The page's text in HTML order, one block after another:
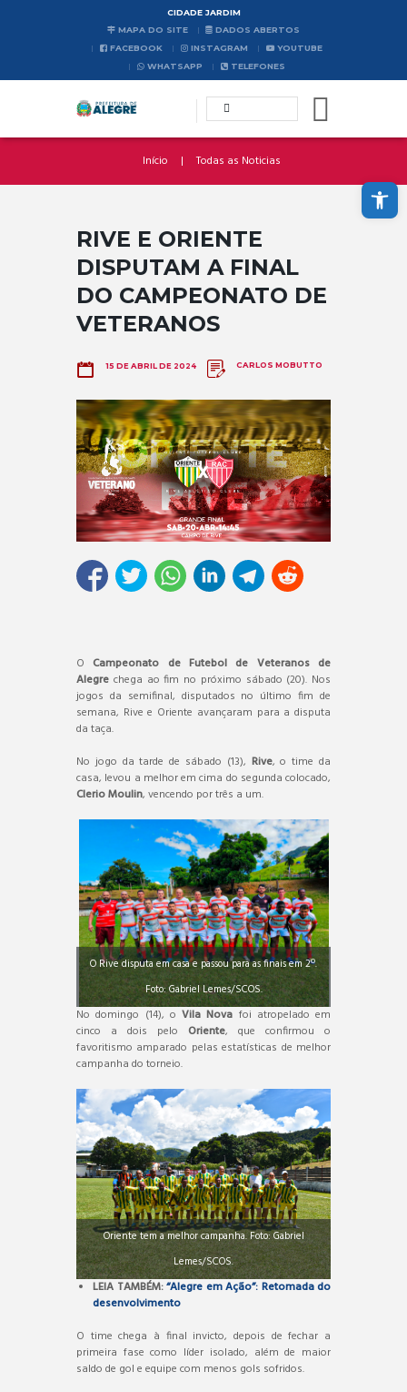
Abrir a barra de ferramentas
CIDADE JARDIM
MAPA DO SITE
DADOS ABERTOS
FACEBOOK
INSTAGRAM
YOUTUBE
WHATSAPP
TELEFONES
Início Todas as Noticias
RIVE E ORIENTE
DISPUTAM A FINAL
DO CAMPEONATO DE
VETERANOS
15 DE ABRIL DE 2024 CARLOS MOBUTTO
OCampeonato de Futebol de Veteranos de
Alegre chega ao fim no próximo sábado (20). Nos
jogos da semifinal, disputados no último fim de
semana, Rive e Oriente avançaram para a disputa
da taça.
No jogo da tarde de sábado (13), Rive, o time da
casa, levou a melhor em cima do segunda colocado,
Clerio Moulin, vencendo por três a um.
O Rive disputa em casa e passou para as finais em 2º.
Foto: Gabriel Lemes/SCOS.
No domingo (14), o Vila Nova foi atropelado em
cinco a dois pelo Oriente, que confirmou o
favoritismo amparado pelas estatísticas de melhor
campanha do torneio.
Oriente tem a melhor campanha. Foto: Gabriel
Lemes/SCOS.
LEIA TAMBÉM:“Alegre em Ação”: Retomada do
desenvolvimento
O time chega à final invicto, depois de fechar a
primeira fase como líder isolado, além de maior
saldo de gol e equipe com menos gols sofridos.